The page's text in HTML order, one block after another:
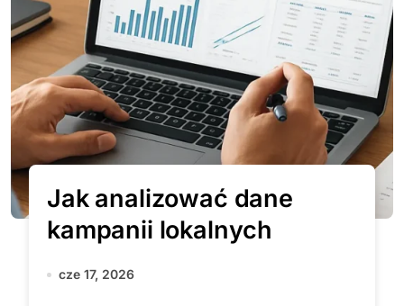
Jak analizować dane
kampanii lokalnych
cze 17, 2026